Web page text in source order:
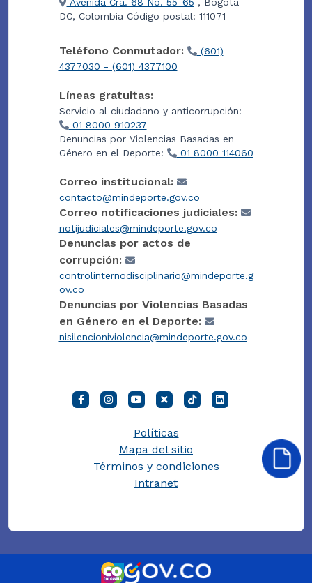
DC, Colombia Código postal: 111071
Teléfono Conmutador:
(601)
4377030 - (601) 4377100
Líneas gratuitas:
Servicio al ciudadano y anticorrupción:
01 8000 910237
Denuncias por Violencias Basadas en
Género en el Deporte:
01 8000 114060
Correo institucional:
contacto@mindeporte.gov.co
Correo notificaciones judiciales:
notijudiciales@mindeporte.gov.co
Denuncias por actos de
corrupción:
controlinternodisciplinario@mindeporte.g
ov.co
Denuncias por Violencias Basadas
en Género en el Deporte:
nisilencioniviolencia@mindeporte.gov.co
Políticas
Mapa del sitio
Términos y condiciones
Intranet